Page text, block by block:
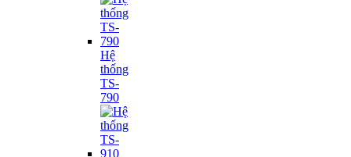
Hệ
thống
TS-
790